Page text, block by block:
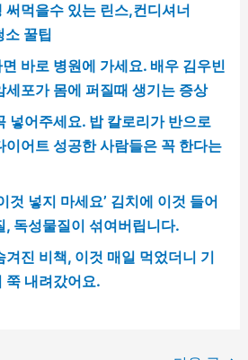
써먹을수 있는 린스,컨디셔너
꿀팁
바로 병원에 가세요. 배우 김우빈
세포가 몸에 퍼질때 생기는 증상
넣어주세요. 밥 칼로리가 반으로
이어트 성공한 사람들은 꼭 한다는
것 넣지 마세요’ 김치에 이것 들어
, 독성물질이 섞여버립니다.
겨진 비책, 이것 매일 먹었더니 기
쭉 내려갔어요.